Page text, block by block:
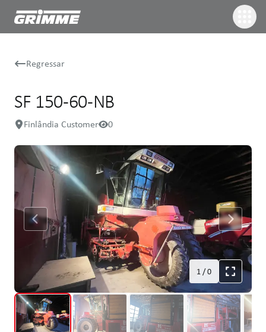
Regressar
SF 150-60-NB
Finlândia Customer 0
1/0